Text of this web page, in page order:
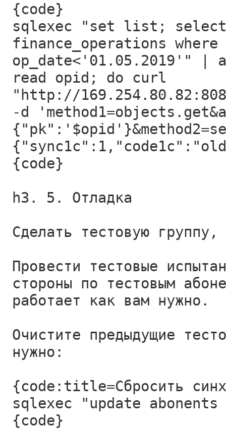
{code}
sqlexec "set list; select
finance_operations where
op_date<'01.05.2019'"
read opid; do curl
"http://
-d
{code}
h3. 5. Отладка
Сделать тестовую
Провести тестовые
стороны по тестовым
работает как вам нужно.
Очистите предыдущие
нужно:
{code:title=Сбросить
sqlexec "update abonents
{code}